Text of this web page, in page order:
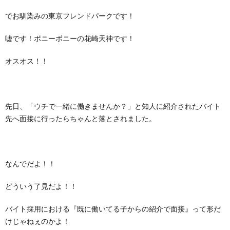
でお馴染みの東京フレンドパークです！
嘘です！ボニーボニーの花崎天神です！
オスオス！！
先日、「ウチで一緒に働きませんか？」と知人に紹介されたバイト
先へ面接に行ったらちゃんと落とされました。
なんでだよ！！
どういう了見だよ！！
バイト採用における『既に働いてる子からの紹介で面接』って形だ
けじゃねぇのかよ！